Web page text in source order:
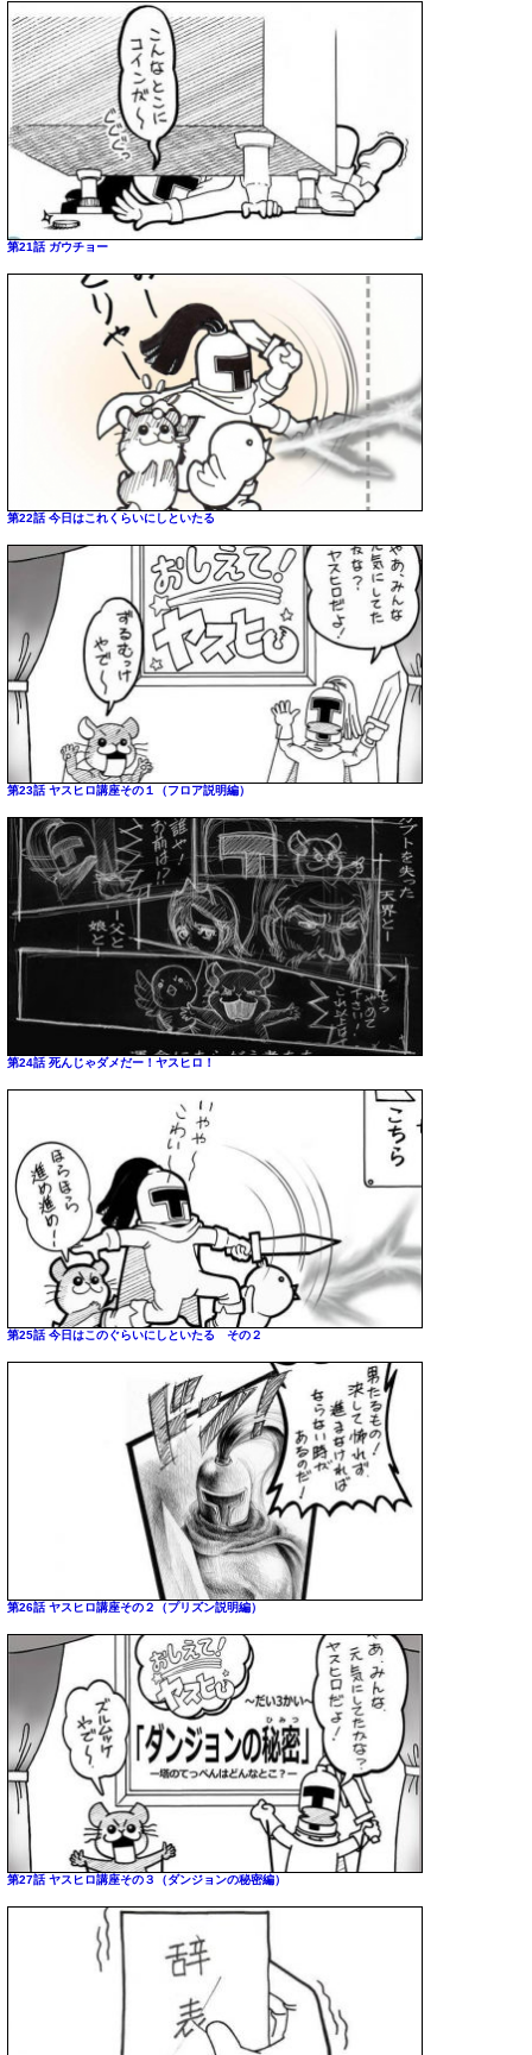
第21話 ガウチョー
第22話 今日はこれくらいにしといたる
第23話 ヤスヒロ講座その１（フロア説明編）
第24話 死んじゃダメだー！ヤスヒロ！
第25話 今日はこのぐらいにしといたる その２
第26話 ヤスヒロ講座その２（プリズン説明編）
第27話 ヤスヒロ講座その３（ダンジョンの秘密編）